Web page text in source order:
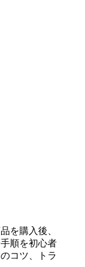
を購入後、
順を初心者
コツ、トラ